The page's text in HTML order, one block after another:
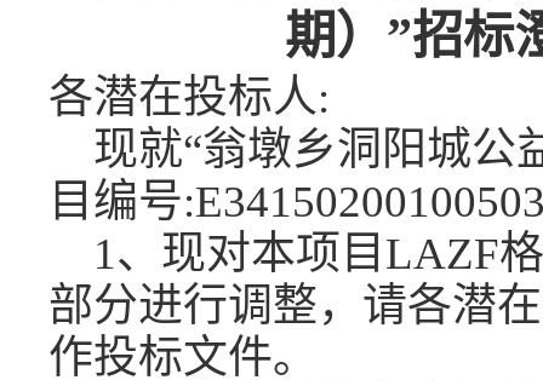
期）”招标
各潜在投标人:
现就“翁墩乡洞阳城公
目编号:
1、现对本项目LAZF
部分进行调整，请各潜
作投标文件。